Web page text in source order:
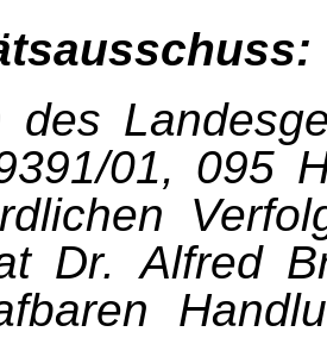
des
01, 095
Dr. Alfred